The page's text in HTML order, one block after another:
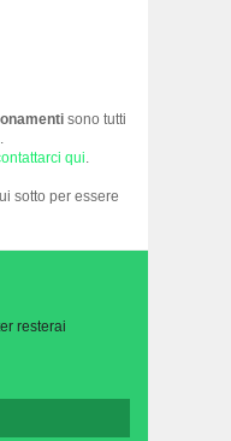
sono tutti
.
qui.
sotto per essere
resterai